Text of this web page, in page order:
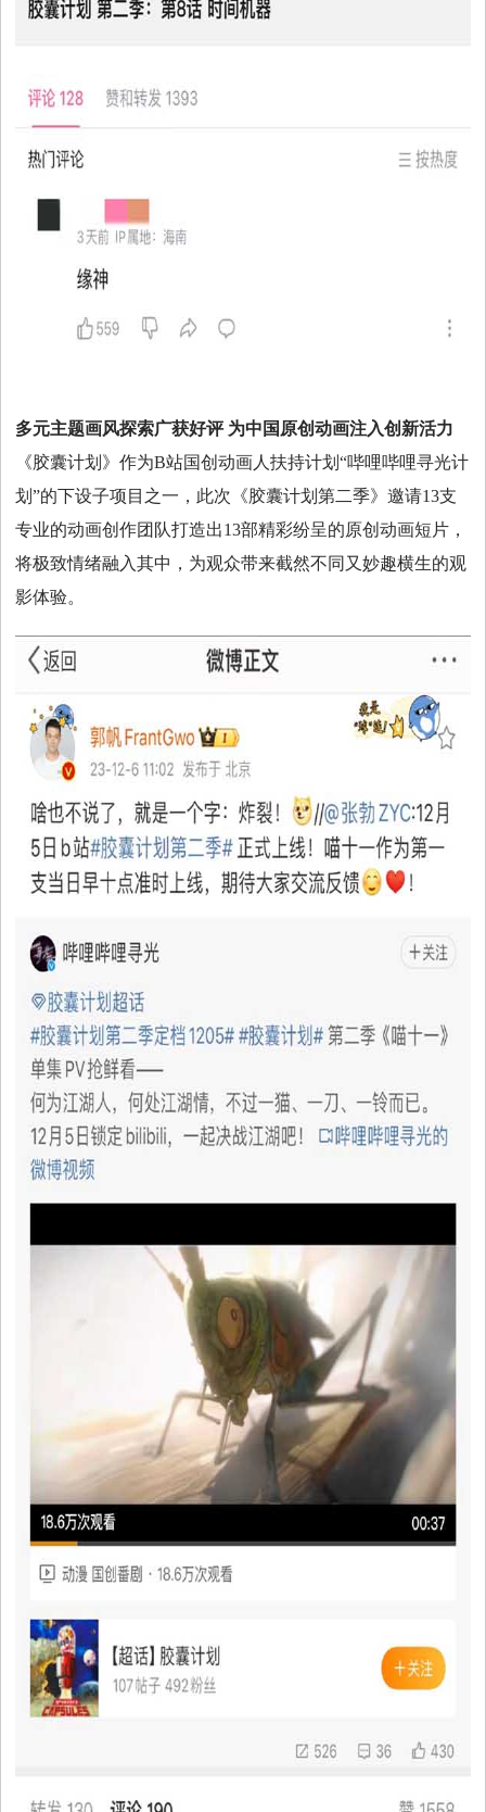
多元主题画风探索广获好评 为中国原创动画注入创新活力
《胶囊计划》作为B站国创动画人扶持计划“哔哩哔哩寻光计
划”的下设子项目之一，此次《胶囊计划第二季》邀请13支
专业的动画创作团队打造出13部精彩纷呈的原创动画短片，
将极致情绪融入其中，为观众带来截然不同又妙趣横生的观
影体验。